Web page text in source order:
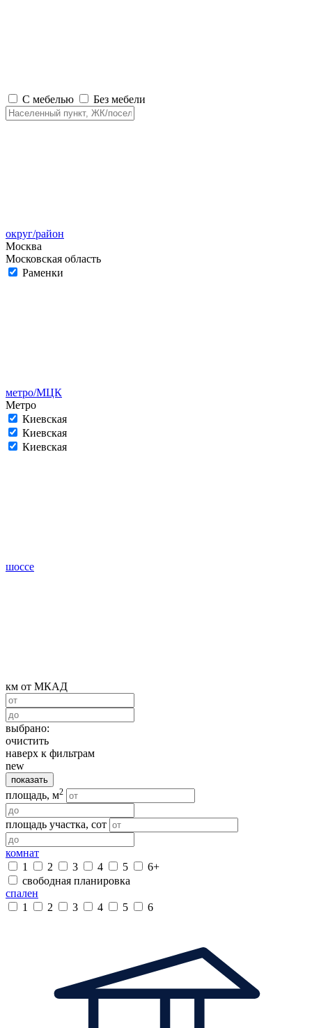
С мебелью Без мебели
округ/район
Москва
Московская область
Раменки
метро/МЦК
Метро
Киевская
Киевская
Киевская
шоссе
км от МКАД
выбрано:
очистить
наверх к фильтрам
new
показать
площадь, м2
площадь участка, сот
комнат
1
2 3 4 5
6+
свободная планировка
спален
1
2 3 4 5 6